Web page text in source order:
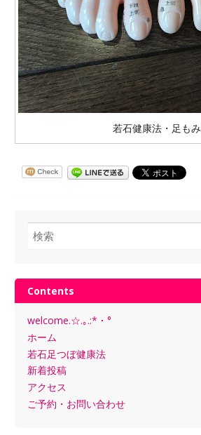
若石健康法・足もみ
検
索:
Contents
welcome.☆.｡.:*・°
ホーム
若石足つぼ健康法
新着投稿
アクセス
ご予約・お問い合わせ